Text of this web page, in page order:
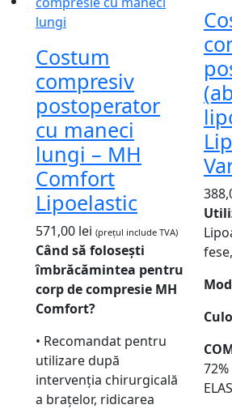
Costum
compresiv
postoperator
cu maneci
lungi – MH
Comfort
Lipoelastic
571,00 lei (prețul include TVA)
Când să folosești
îmbrăcămintea pentru
corp de compresie MH
Comfort?
• Recomandat pentru
utilizare după
intervenția chirurgicală
a brațelor, ridicarea